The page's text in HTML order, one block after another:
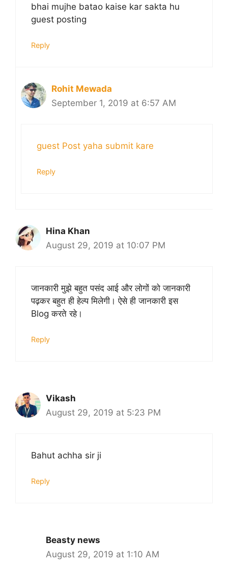
bhai mujhe batao kaise kar sakta hu
guest posting
Reply
Rohit Mewada
September 1, 2019 at 6:57 AM
guest Post yaha submit kare
Reply
Hina Khan
August 29, 2019 at 10:07 PM
जानकारी मुझे बहुत पसंद आई और लोगों को जानकारी
पढ़कर बहुत ही हेल्प मिलेगी। ऐसे ही जानकारी इस
Blog करते रहे।
Reply
Vikash
August 29, 2019 at 5:23 PM
Bahut achha sir ji
Reply
Beasty news
August 29, 2019 at 1:10 AM